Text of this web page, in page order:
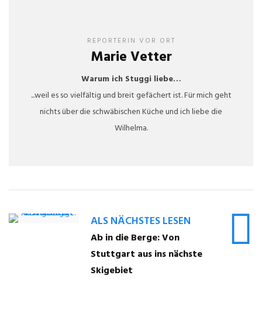
REPORTERIN VOR ORT
Marie Vetter
Warum ich Stuggi liebe…
...weil es so vielfältig und breit gefächert ist. Für mich geht
nichts über die schwäbischen Küche und ich liebe die
Wilhelma.
ALS NÄCHSTES LESEN
Ab in die Berge: Von
Stuttgart aus ins nächste
Skigebiet